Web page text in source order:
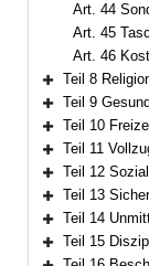
Art. 44
Art. 45
Art. 46
Bereich
Teil 8
Bereich
Teil 9
Bereich
Teil 10
Bereich
Teil 11
Bereich
Teil 12
Bereich
Teil 13
Bereich
Teil 14
Bereich
Teil 15